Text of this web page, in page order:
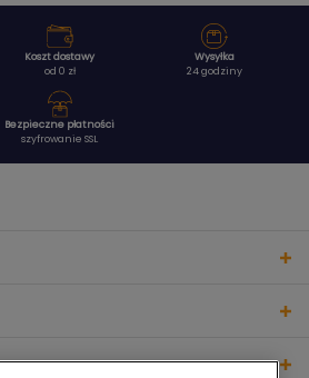
Koszt dostawy
od 0 zł
Wysyłka
24 godziny
Bezpieczne płatności
szyfrowanie SSL